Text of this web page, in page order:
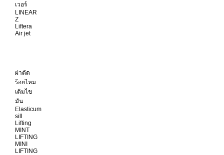
เวอร์
LINEAR
Z
Liftera
Air jet
ผ่าตัด
ร้อยไหม
เติมไข
มัน
Elasticum
sill
Lifting
MINT
LIFTING
MINI
LIFTING